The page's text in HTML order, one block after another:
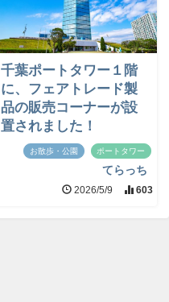
千葉ポートタワー１階
に、フェアトレード製
品の販売コーナーが設
置されました！
お散歩・公園 ポートタワー
てらっち
2026/5/9 603